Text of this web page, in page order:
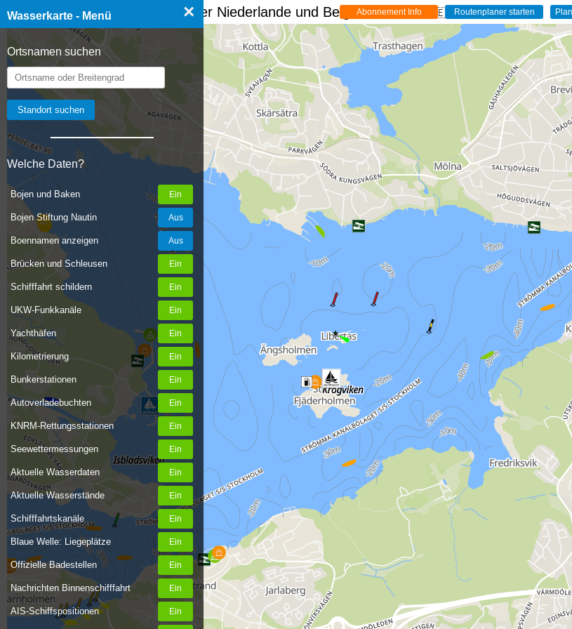
Wasserkarte - Menü ×
Ortsnamen suchen
Welche Daten?
Bojen und Baken
Bojen Stiftung Nautin
Boennamen anzeigen
Brücken und Schleusen
Schifffahrt schildern
UKW-Funkkanäle
Yachthäfen
Kilometrierung
Bunkerstationen
Autoverladebuchten
KNRM-Rettungsstationen
Seewettermessungen
Aktuelle Wasserdaten
Aktuelle Wasserstände
Schifffahrtskanäle
Blaue Welle: Liegeplätze
Offizielle Badestellen
Nachrichten Binnenschifffahrt
AIS-Schiffspositionen
☰ Wasserkarte Deutschland, der Niederlande und Belgien - Live 🇩🇪